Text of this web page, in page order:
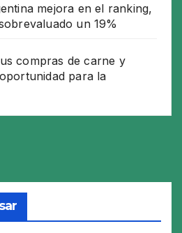
mejora en el ranking,
un 19%
compras de carne y
para la